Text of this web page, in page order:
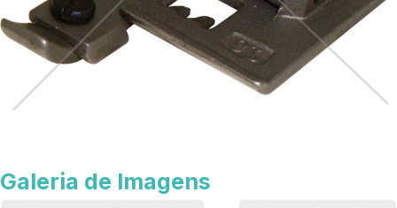
Galeria de Imagens